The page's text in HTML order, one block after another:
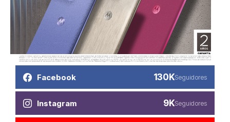
Facebook 130KSeguidores
Instagram 9KSeguidores